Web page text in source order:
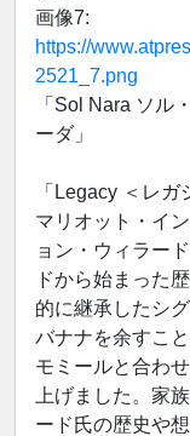
画像7:
https://
2521_7.png
「Sol Nara ソル
ーダ」
「Legacy ＜レ
マリオット・イ
ョン・ウィラー
ドから始まった
的に継承したシ
バナナを余すこ
モミールと合わ
上げました。家
ード氏の歴史や